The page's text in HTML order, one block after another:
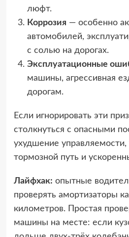
люфт.
Коррозия — особенно
автомобилей,
с солью на дорогах.
Эксплуатационные
машины, агрессивная
дорогам.
Если игнорировать эти
столкнуться с опасными
ухудшение
тормозной путь и
Лайфхак: опытные
проверять амортизаторы
километров. Простая
машины на месте: если